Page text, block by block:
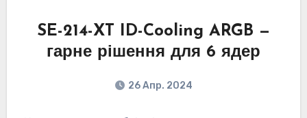
SE-214-XT ID-Cooling ARGB —
гарне рішення для 6 ядер
26 Апр. 2024